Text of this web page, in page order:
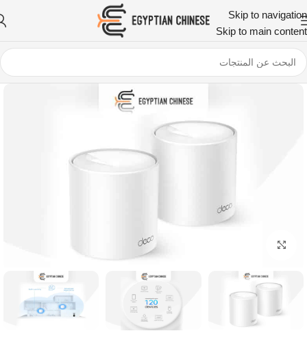
Skip to navigation
Skip to main content